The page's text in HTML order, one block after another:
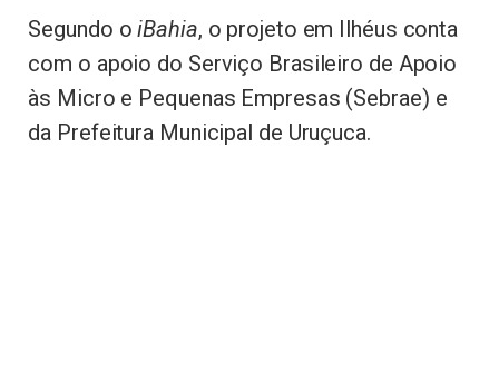
Segundo oiBahia, o projeto em Ilhéus conta
com o apoio do Serviço Brasileiro de Apoio
às Micro e Pequenas Empresas (Sebrae) e
da Prefeitura Municipal de Uruçuca.